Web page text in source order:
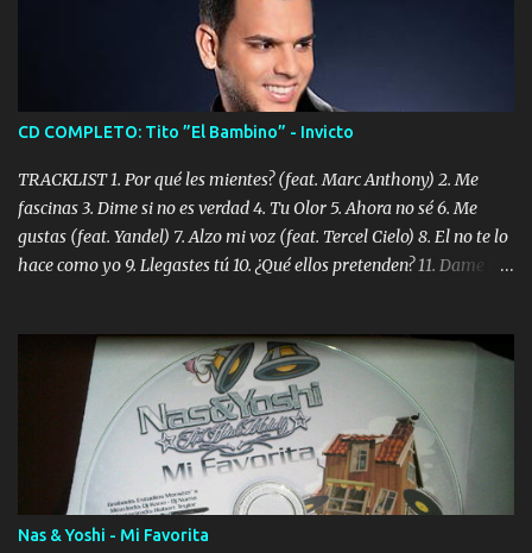
CD COMPLETO: Tito ”El Bambino” - Invicto
TRACKLIST 1. Por qué les mientes? (feat. Marc Anthony) 2. Me
fascinas 3. Dime si no es verdad 4. Tu Olor 5. Ahora no sé 6. Me
gustas (feat. Yandel) 7. Alzo mi voz (feat. Tercel Cielo) 8. El no te lo
hace como yo 9. Llegastes tú 10. ¿Qué ellos pretenden? 11. Dame la
Digital Booklet – Invicto ----------------------------- Nota:
Album proposto al massimo della qualità in formato iTunes Plus
AAC M4A; comprato su iTunes e a disposizione vostra per il
download. REGGAETON ITALIA Nosotros Somos Los Del
Momento!
Nas & Yoshi - Mi Favorita